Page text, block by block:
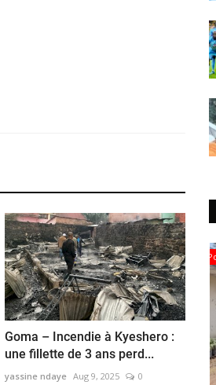
Goma – Incendie à Kyeshero :
une fillette de 3 ans perd...
yassine ndaye Aug 9, 2025 0